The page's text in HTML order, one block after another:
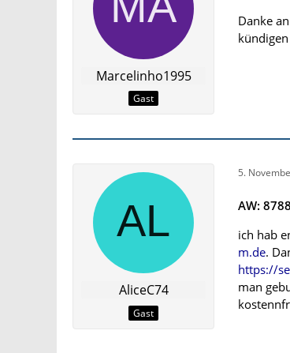
Marcelinho1995
Gast
Danke
AliceC74
Gast
5.
AW:
ich hab
m.de.
https://
man